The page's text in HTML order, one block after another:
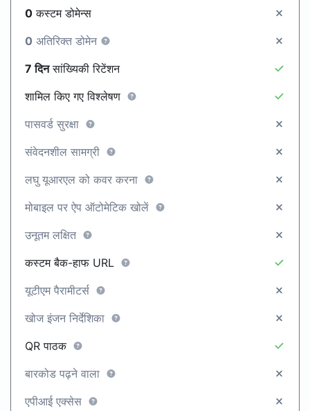
0 कस्टम डोमेन्स
0 अतिरिक्त डोमेन
7 दिनसांख्यिकी रिटेंशन
शामिल किए गए विश्लेषण
पासवर्ड सुरक्षा
संवेदनशील सामग्री
लघु यूआरएल को कवर करना
मोबाइल पर ऐप ऑटोमेटिक खोलें
उनूतम लक्षित
कस्टम बैक-हाफ URL
यूटीएम पैरामीटर्स
खोज इंजन निर्देशिका
QR पाठक
बारकोड पढ़ने वाला
एपीआई एक्सेस